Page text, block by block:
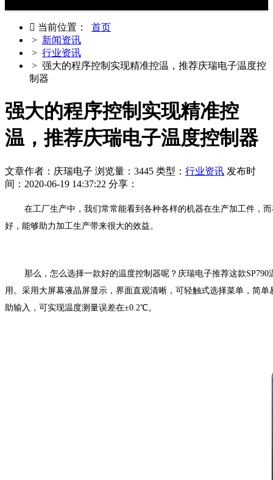
 当前位置： 首页
> 新闻资讯
> 行业资讯
> 强大的程序控制实现精准控温，推荐庆瑞电子温度控
制器
强大的程序控制实现精准控
温，推荐庆瑞电子温度控制器
文章作者：庆瑞电子 浏览量：3445 类型： 行业资讯 发布时
间：2020-06-19 14:37:22 分享：
在工厂生产中，我们常常能看到各种各样的机器在生产加工件，
好，能够助力加工生产带来很大的效益。
那么，怎么选择一款好的温度控制器呢？庆瑞电子推荐这款
用。采用大屏幕液晶屏显示，界面直观清晰，可轻触式选择菜单，简
助输入，可实现温度测量误差在±0.2℃。